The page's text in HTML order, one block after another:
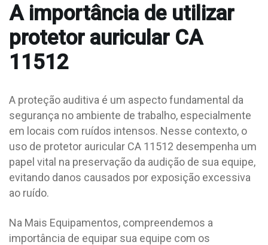
A importância de utilizar
protetor auricular CA
11512
A proteção auditiva é um aspecto fundamental da
segurança no ambiente de trabalho, especialmente
em locais com ruídos intensos. Nesse contexto, o
uso de protetor auricular CA 11512 desempenha um
papel vital na preservação da audição de sua equipe,
evitando danos causados por exposição excessiva
ao ruído.
Na Mais Equipamentos, compreendemos a
importância de equipar sua equipe com os